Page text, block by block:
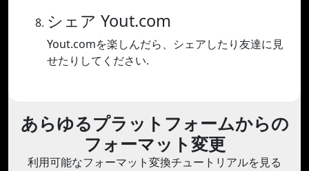
シェア Yout.com
Yout.comを楽しんだら、シェアしたり友達に見
せたりしてください.
あらゆるプラットフォームからの
フォーマット変更
利用可能なフォーマット変換チュートリアルを見る